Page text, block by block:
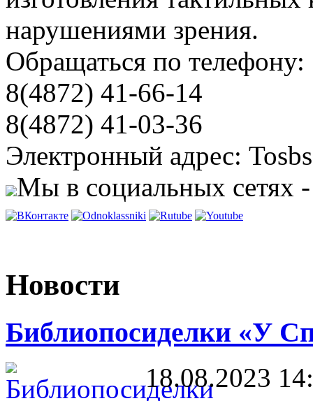
нарушениями зрения.
Обращаться по телефону:
8(4872) 41-66-14
8(4872) 41-03-36
Электронный адрес:
Мы в социальных сетях
Новости
Библиопосиделки «У
18.08.2023